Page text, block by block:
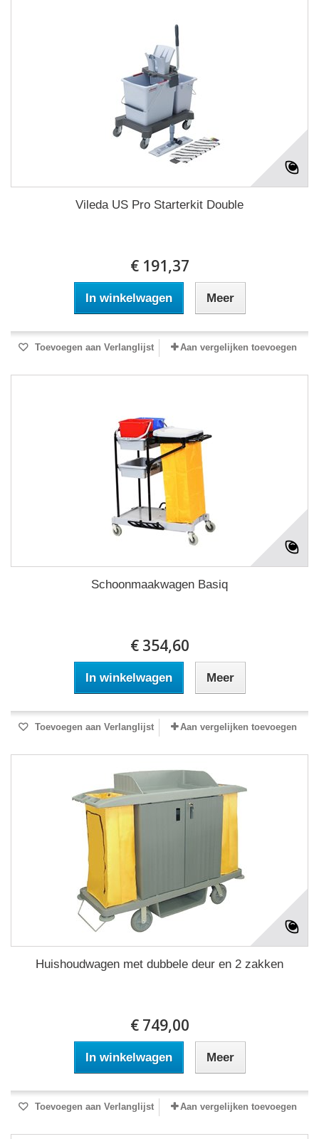
Vileda US Pro Starterkit Double
€ 191,37
In winkelwagen Meer
Toevoegen aan Verlanglijst Aan vergelijken toevoegen
Schoonmaakwagen Basiq
€ 354,60
In winkelwagen Meer
Toevoegen aan Verlanglijst Aan vergelijken toevoegen
Huishoudwagen met dubbele deur en 2 zakken
€ 749,00
In winkelwagen Meer
Toevoegen aan Verlanglijst Aan vergelijken toevoegen